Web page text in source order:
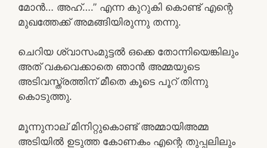
മോൻ… അഹ്….” എന്ന കുറുകി കൊണ്ട് എന്റെ
മുഖത്തേക്ക് അമങ്ങിയിരുന്നു തന്നു.
ചെറിയ ശ്വാസംമുട്ടൽ ഒക്കെ തോന്നിയെങ്കിലും
അത് വകവെക്കാതെ ഞാൻ അമ്മയുടെ
അടിവസ്ത്രത്തിന് മീതെ കൂടെ പൂറ് തിന്നു
കൊടുത്തു.
മൂന്നുനാല് മിനിറ്റുകൊണ്ട് അമ്മായിഅമ്മ
അടിയിൽ ഉടുത്ത കോണകം എന്റെ തുപ്പലിലും